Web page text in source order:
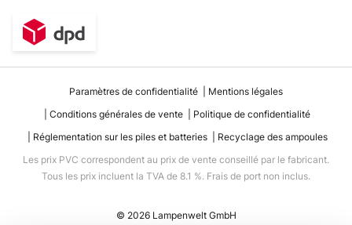
Paramètres de confidentialité
Mentions légales
Conditions générales de vente
Politique de confidentialité
Réglementation sur les piles et batteries
Recyclage des ampoules
Les prix PVC correspondent au prix de vente conseillé par le fabricant.
Tous les prix incluent la TVA de 8.1 %. Frais de port non inclus.
© 2026 Lampenwelt GmbH